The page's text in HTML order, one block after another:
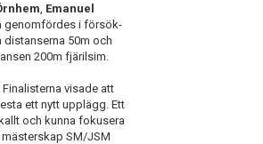
Emanuel
genomfördes i försök-
distanserna 50m och
200m fjärilsim.
visade att
ett nytt upplägg. Ett
och kunna fokusera
SM/JSM